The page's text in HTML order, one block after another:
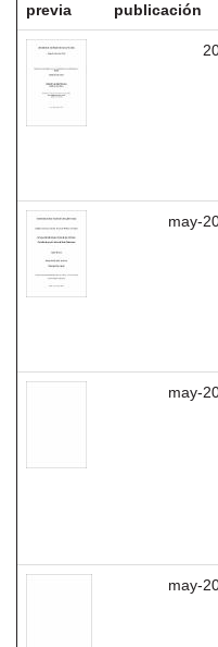
previa
publicación
may-
may-
may-